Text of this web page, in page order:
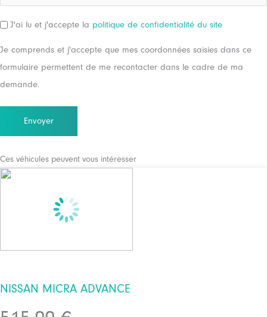
AAAA
RGPDJ'ai lu et j'accepte la politique de confidentialité du site
Je comprends et j'accepte que mes coordonnées saisies dans ce
formulaire permettent de me recontacter dans le cadre de ma
demande.
Ces véhicules peuvent vous intéresser
NISSAN MICRA ADVANCE